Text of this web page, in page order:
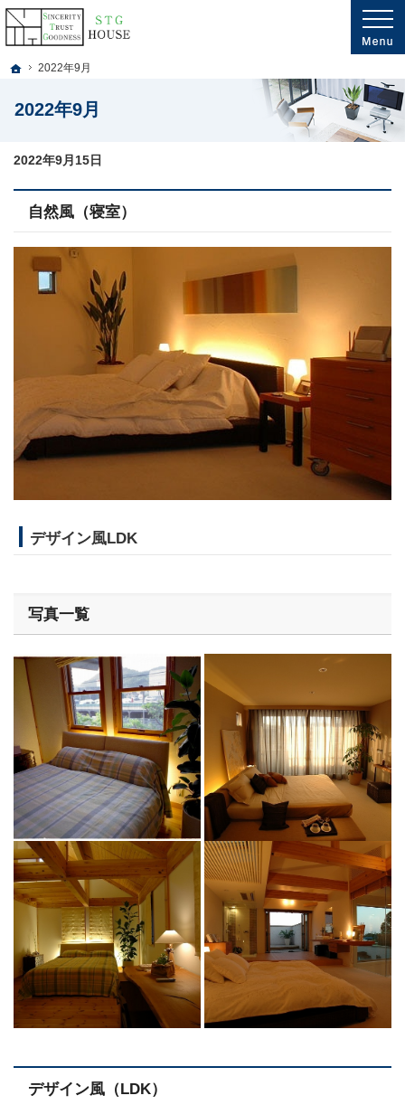
ホーム
2022年9月
2022年9月
プロの目線からご提案。千葉県市川市・船橋市・鎌ヶ谷市・松戸市の注文住宅・
千葉県市川市・船橋市・鎌ヶ谷市・松戸市・埼玉南部の新築・注文住宅・新築戸
2022年9月15日
自然風（寝室）
デザイン風LDK
写真一覧
デザイン風（LDK）